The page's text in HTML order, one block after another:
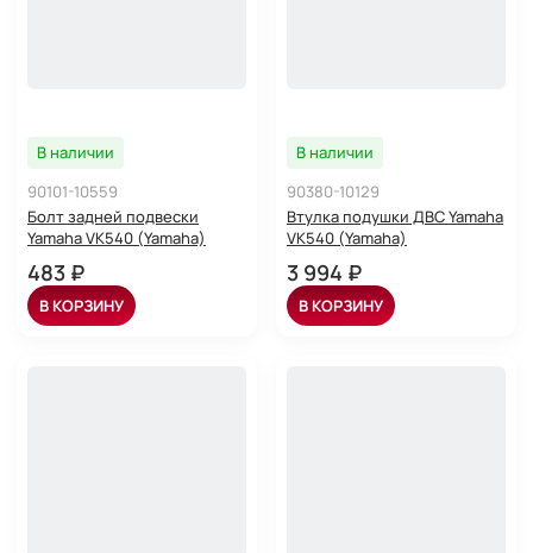
В наличии
90101-10559
Болт задней подвески
Yamaha VK540 (Yamaha)
483 ₽
В КОРЗИНУ
В наличии
90380-10129
Втулка подушки ДВС Yamaha
VK540 (Yamaha)
3 994 ₽
В КОРЗИНУ